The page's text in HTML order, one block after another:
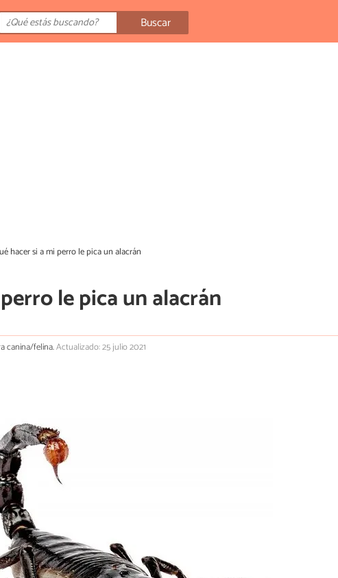
Buscar
hacer si a mi perro le pica un alacrán
le pica un alacrán
canina/felina.Actualizado: 25 julio 2021